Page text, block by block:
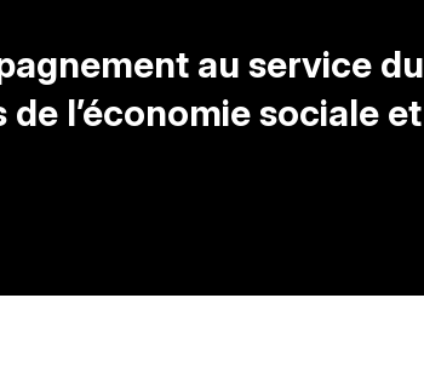
au service du
l’économie sociale et